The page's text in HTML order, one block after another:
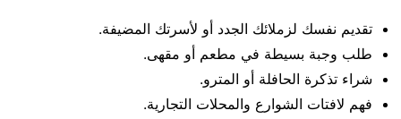
تقديم نفسك لزملائك الجدد أو لأسرتك المضيفة.
طلب وجبة بسيطة في مطعم أو مقهى.
شراء تذكرة الحافلة أو المترو.
فهم لافتات الشوارع والمحلات التجارية.